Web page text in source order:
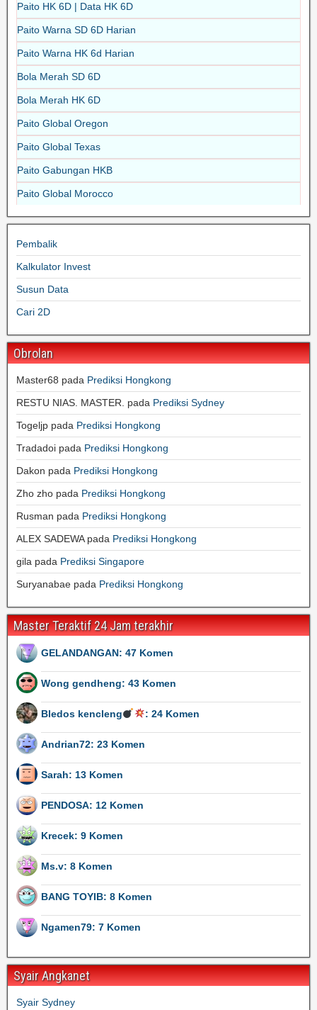
Paito HK 6D | Data HK 6D
Paito Warna SD 6D Harian
Paito Warna HK 6d Harian
Bola Merah SD 6D
Bola Merah HK 6D
Paito Global Oregon
Paito Global Texas
Paito Gabungan HKB
Paito Global Morocco
Pembalik
Kalkulator Invest
Susun Data
Cari 2D
Obrolan
Master68 pada Prediksi Hongkong
RESTU NIAS. MASTER.
pada Prediksi Sydney
Togeljp pada Prediksi Hongkong
Tradadoi pada Prediksi Hongkong
Dakon pada Prediksi Hongkong
Zho zho pada Prediksi Hongkong
Rusman pada Prediksi Hongkong
ALEX SADEWApada Prediksi Hongkong
gila pada Prediksi Singapore
Suryanabae pada Prediksi Hongkong
Master Teraktif 24 Jam terakhir
GELANDANGAN: 47 Komen
Wong gendheng: 43 Komen
Bledos kencleng : 24 Komen
Andrian72: 23 Komen
Sarah: 13 Komen
PENDOSA: 12 Komen
Krecek: 9 Komen
Ms.v: 8 Komen
BANG TOYIB: 8 Komen
Ngamen79: 7 Komen
Syair Angkanet
Syair Sydney